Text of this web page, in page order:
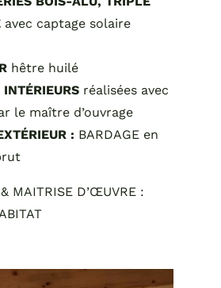
avec captage solaire
hêtre huilé
INTÉRIEURS réalisées avec
le maître d’ouvrage
: BARDAGE en
MAITRISE D’ŒUVRE :